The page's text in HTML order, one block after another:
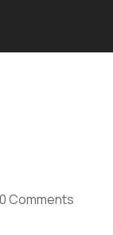
0 Comments